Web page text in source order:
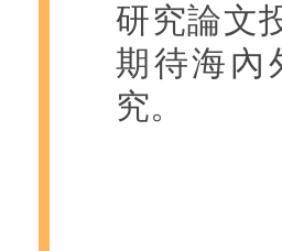
研究論文
期待海內
究。